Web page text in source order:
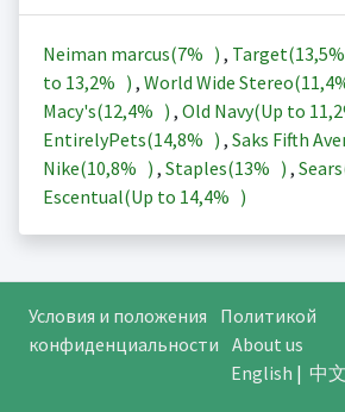
Neiman marcus(7% ) , Target(13,5%
to 13,2% ) , World Wide Stereo(
Macy's(12,4% ) , Old Navy(Up to
EntirelyPets(14,8% ) , Saks Fifth
Nike(10,8% ) , Staples(13% ) ,
Escentual(Up to 14,4% )
Условия и положения
Политикой
конфиденциальности About us
English | 中文